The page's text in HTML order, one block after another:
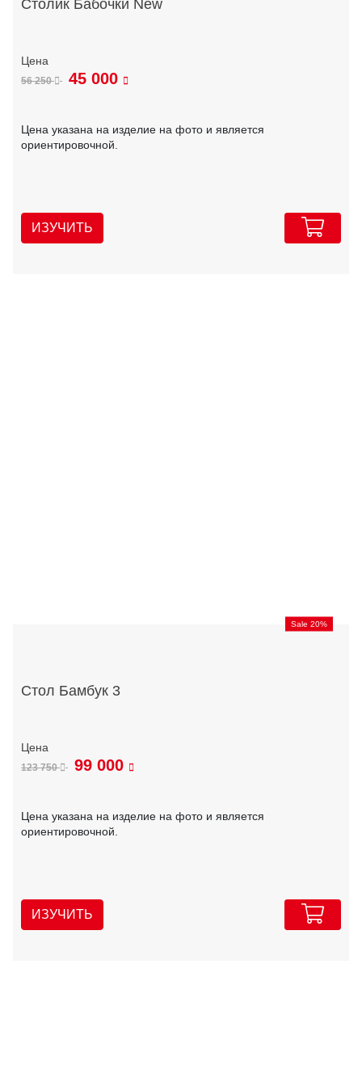
Столик Бабочки New
56 250 45 000
Цена указана на изделие на фото и является
ориентировочной.
ИЗУЧИТЬ
Sale 20%
Стол Бамбук 3
123 750 99 000
Цена указана на изделие на фото и является
ориентировочной.
ИЗУЧИТЬ